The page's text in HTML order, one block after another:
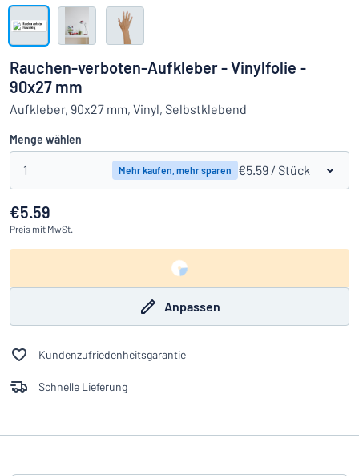
Das Gesuchte nicht gefunden?
Alle Kategorien anzeigen
Einloggen
Rauchen-verboten-Aufkleber - Vinylfolie -
90x27 mm
Aufkleber, 90x27 mm, Vinyl, Selbstklebend
Menge wählen
1 Mehr kaufen, mehr sparen €5.59 / Stück
€5.59
Preis mit MwSt.
Anpassen
Kundenzufriedenheitsgarantie
Schnelle Lieferung